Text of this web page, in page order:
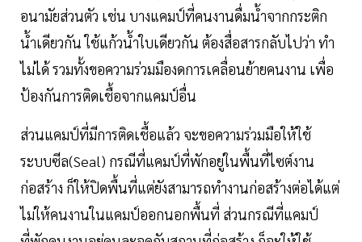
อนามัยส่วนตัว เช่น บางแคมป์ที่คนงานดื่มน้ำจากกระติก
น้ำเดียวกัน ใช้แก้วน้ำใบเดียวกัน ต้องสื่อสารกลับไปว่า ทำ
ไม่ได้ รวมทั้งขอความร่วมมืองดการเคลื่อนย้ายคนงาน เพื่อ
ป้องกันการติดเชื้อจากแคมป์อื่น
ส่วนแคมป์ที่มีการติดเชื้อแล้ว จะขอความร่วมมือให้ใช้
ระบบซีล(Seal) กรณีที่แคมป์ที่พักอยู่ในพื้นที่ไซต์งาน
ก่อสร้าง ก็ให้ปิดพื้นที่แต่ยังสามารถทำงานก่อสร้างต่อได้แต่
ไม่ให้คนงานในแคมป์ออกนอกพื้นที่ ส่วนกรณีที่แคมป์